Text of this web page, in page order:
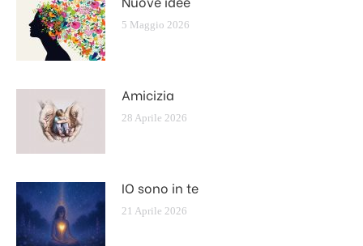
5 Maggio 2026
Amicizia
28 Aprile 2026
IO sono in te
21 Aprile 2026